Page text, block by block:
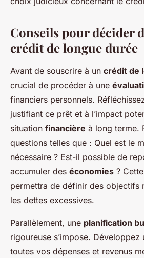
Conseils pour décider
crédit de longue durée
Avant de souscrire à un crédit de
crucial de procéder à une
financiers personnels.
justifiant ce prêt et à l’impact
situation financière à long terme.
questions telles que : Quel est le
nécessaire ? Est-il possible de
accumuler des économies ?
permettra de définir des objectifs
les dettes excessives.
Parallèlement, une planification
rigoureuse s’impose.
toutes vos dépenses et revenus